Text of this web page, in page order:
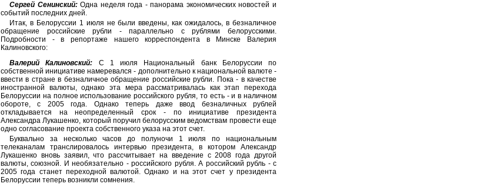
Сергей Сенинский:Одна неделя года - панорама экономических новостей и
событий последних дней.
Итак, в Белоруссии 1 июля не были введены, как ожидалось, в безналичное
обращение российские рубли - параллельно с рублями белорусскими.
Подробности - в репортаже нашего корреспондента в Минске Валерия
Калиновского:
Валерий Калиновский: С 1 июля Национальный банк Белоруссии по
собственной инициативе намеревался - дополнительно к национальной валюте -
ввести в стране в безналичное обращение российские рубли. Пока - в качестве
иностранной валюты, однако эта мера рассматривалась как этап перехода
Белоруссии на полное использование российского рубля, то есть - и в наличном
обороте, с 2005 года. Однако теперь даже ввод безналичных рублей
откладывается на неопределенный срок - по инициативе президента
Александра Лукашенко, который поручил белорусским ведомствам провести еще
одно согласование проекта собственного указа на этот счет.
Буквально за несколько часов до полуночи 1 июля по национальным
телеканалам транслировалось интервью президента, в котором Александр
Лукашенко вновь заявил, что рассчитывает на введение с 2008 года другой
валюты, союзной. И необязательно - российского рубля. А российский рубль - с
2005 года станет переходной валютой. Однако и на этот счет у президента
Белоруссии теперь возникли сомнения.